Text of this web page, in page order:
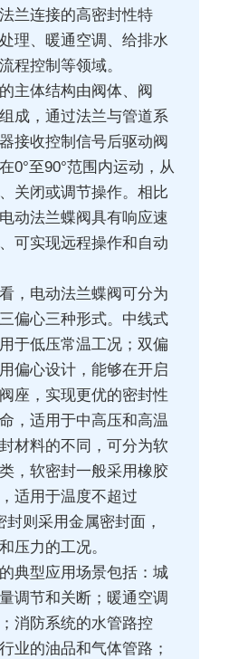
兰连接的高密封性特
理、暖通空调、给排水
程控制等领域。
主体结构由阀体、阀
成，通过法兰与管道系
接收控制信号后驱动阀
0°至90°范围内运动，从
关闭或调节操作。相比
动法兰蝶阀具有响应速
可实现远程操作和自动
，电动法兰蝶阀可分为
偏心三种形式。中线式
于低压常温工况；双偏
偏心设计，能够在开启
座，实现更优的密封性
，适用于中高压和高温
材料的不同，可分为软
，软密封一般采用橡胶
适用于温度不超过
则采用金属密封面，
压力的工况。
典型应用场景包括：城
调节和关断；暖通空调
消防系统的水管路控
业的油品和气体管路；